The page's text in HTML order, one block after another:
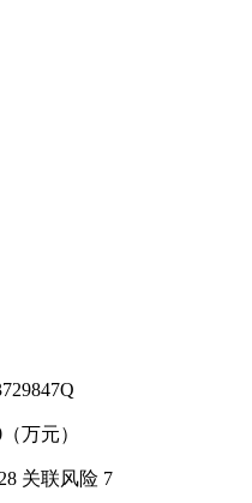
万元）
28 关联风险 7